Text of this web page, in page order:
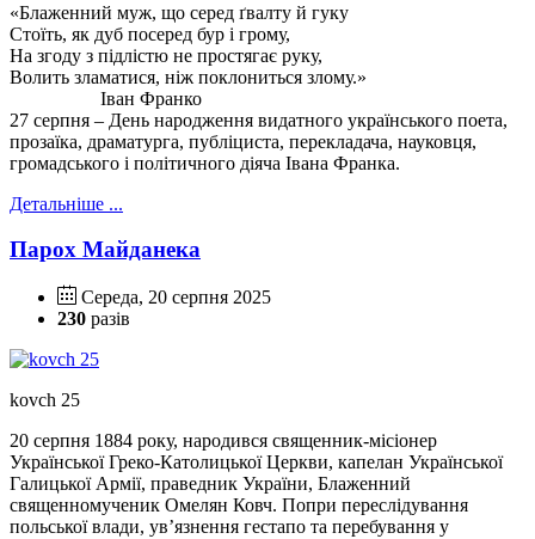
«Блаженний муж, що серед ґвалту й гуку
Стоїть, як дуб посеред бур і грому,
На згоду з підлістю не простягає руку,
Волить зламатися, ніж поклониться злому.»
Іван Франко
27 серпня – День народження видатного українського поета,
прозаїка, драматурга, публіциста, перекладача, науковця,
громадського і політичного діяча Івана Франка.
Детальніше ...
Парох Майданека
Середа, 20 серпня 2025
230 разів
kovch 25
20 серпня 1884 року, народився священник-місіонер
Української Греко-Католицької Церкви, капелан Української
Галицької Армії, праведник України, Блаженний
священномученик Омелян Ковч. Попри переслідування
польської влади, увʼязнення гестапо та перебування у